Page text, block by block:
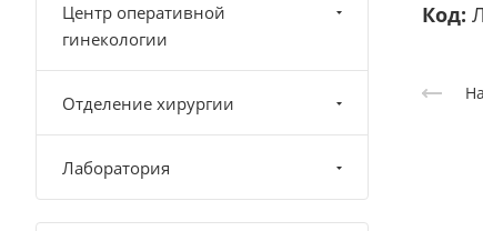
Код:
Центр оперативной
гинекологии
Отделение хирургии
Лаборатория